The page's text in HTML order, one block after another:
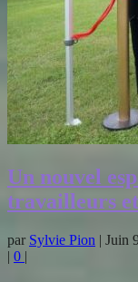
Un nouvel
travailleurs
par Sylvie Pion | Juin
| 0 |